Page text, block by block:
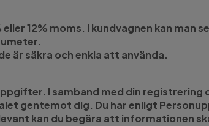
eller 12% moms. I kundvagnen kan
är säkra och enkla att använda.
I samband med din
gentemot dig. Du har enligt
kan du begära att informationen